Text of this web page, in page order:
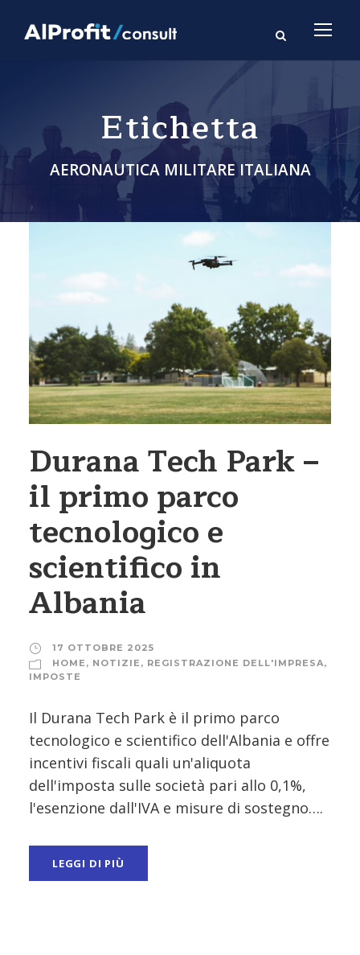
Etichetta
AERONAUTICA MILITARE ITALIANA
Durana Tech Park –
il primo parco
tecnologico e
scientifico in
Albania
17 OTTOBRE 2025
HOME , NOTIZIE , REGISTRAZIONE DELL'IMPRESA,
IMPOSTE
Il Durana Tech Park è il primo parco
tecnologico e scientifico dell'Albania e offre
incentivi fiscali quali un'aliquota
dell'imposta sulle società pari allo 0,1%,
l'esenzione dall'IVA e misure di sostegno….
LEGGI DI PIÙ